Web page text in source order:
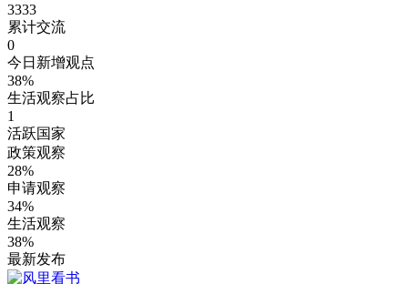
3333
累计交流
0
今日新增观点
38%
生活观察占比
1
活跃国家
政策观察
28%
申请观察
34%
生活观察
38%
最新发布